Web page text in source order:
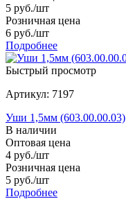
5 руб./шт
Розничная цена
6 руб./шт
Подробнее
Быстрый просмотр
Артикул: 7197
Уши 1,5мм (603.00.00.03)
В наличии
Оптовая цена
4 руб./шт
Розничная цена
5 руб./шт
Подробнее